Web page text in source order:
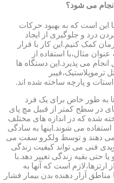
می شود؟
این است که به بهبود حرکات
درد و جلوگیری از ایجاد
کمک کنیم.این کار با قرار
مثال،با استفاده از
می پذیرد.این دستگاه ها
ترموپلاستیک،فیبر
استات و پارچه ساخته شده اند.
به طور خاص برای یک فرد
در سطح کمتر از قبیل مچ پای
شده که در اندازه های مختلف
می شوند.اینها به سادگی
دهند و توسط ولکرو سفت می
فنی می تواند کیفیت زندگی
حتی بقیه زندگی تغییر دهد.با
است که آنها به
آزار دهنده بدن بیمار فشار